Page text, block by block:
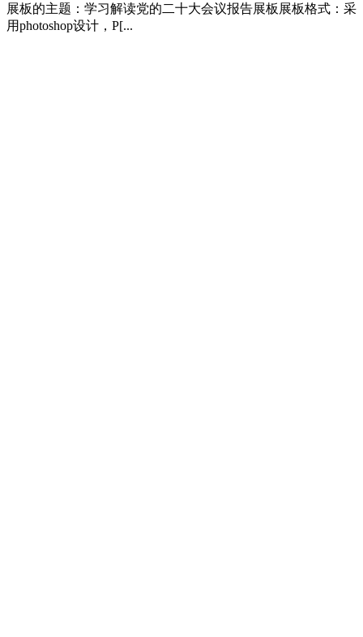
展板的主题：学习解读党的二十大会议报告展板展板格式：采
用photoshop设计，P[...